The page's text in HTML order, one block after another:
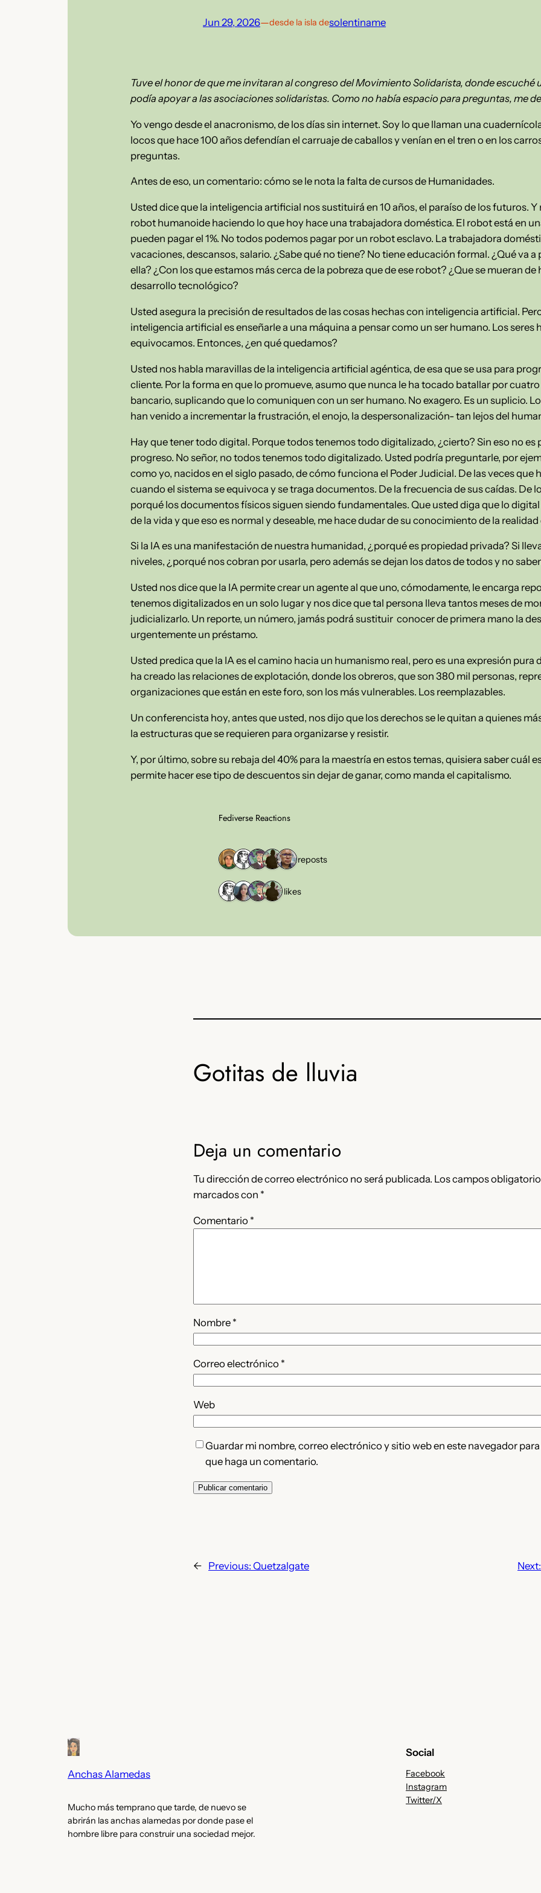
Jun 29, 2026—desde la isla desolentiname
Tuve el honor de que me invitaran al congreso del Movimiento Solidarista, donde escuché
podía apoyar a las asociaciones solidaristas. Como no había espacio para preguntas, me
Yo vengo desde el anacronismo, de los días sin internet. Soy lo que llaman una
locos que hace 100 años defendían el carruaje de caballos y venían en el tren o en los
preguntas.
Antes de eso, un comentario: cómo se le nota la falta de cursos de Humanidades.
Usted dice que la inteligencia artificial nos sustituirá en 10 años, el paraíso de los futuros.
robot humanoide haciendo lo que hoy hace una trabajadora doméstica. El robot está en
pueden pagar el 1%. No todos podemos pagar por un robot esclavo. La trabajadora
vacaciones, descansos, salario. ¿Sabe qué no tiene? No tiene educación formal. ¿Qué va
ella? ¿Con los que estamos más cerca de la pobreza que de ese robot? ¿Que se mueran
desarrollo tecnológico?
Usted asegura la precisión de resultados de las cosas hechas con inteligencia artificial.
inteligencia artificial es enseñarle a una máquina a pensar como un ser humano. Los seres
equivocamos. Entonces, ¿en qué quedamos?
Usted nos habla maravillas de la inteligencia artificial agéntica, de esa que se usa para
cliente. Por la forma en que lo promueve, asumo que nunca le ha tocado batallar por
bancario, suplicando que lo comuniquen con un ser humano. No exagero. Es un suplicio.
han venido a incrementar la frustración, el enojo, la despersonalización- tan lejos del
Hay que tener todo digital. Porque todos tenemos todo digitalizado, ¿cierto? Sin eso no es
progreso. No señor, no todos tenemos todo digitalizado. Usted podría preguntarle, por
como yo, nacidos en el siglo pasado, de cómo funciona el Poder Judicial. De las veces que
cuando el sistema se equivoca y se traga documentos. De la frecuencia de sus caídas. De
porqué los documentos físicos siguen siendo fundamentales. Que usted diga que lo
de la vida y que eso es normal y deseable, me hace dudar de su conocimiento de la realidad
Si la IA es una manifestación de nuestra humanidad, ¿porqué es propiedad privada? Si
niveles, ¿porqué nos cobran por usarla, pero además se dejan los datos de todos y no
Usted nos dice que la IA permite crear un agente al que uno, cómodamente, le encarga
tenemos digitalizados en un solo lugar y nos dice que tal persona lleva tantos meses de
judicializarlo. Un reporte, un número, jamás podrá sustituir conocer de primera mano la
urgentemente un préstamo.
Usted predica que la IA es el camino hacia un humanismo real, pero es una expresión
ha creado las relaciones de explotación, donde los obreros, que son 380 mil personas,
organizaciones que están en este foro, son los más vulnerables. Los reemplazables.
Un conferencista hoy, antes que usted, nos dijo que los derechos se le quitan a quienes
la estructuras que se requieren para organizarse y resistir.
Y, por último, sobre su rebaja del 40% para la maestría en estos temas, quisiera saber cuál
permite hacer ese tipo de descuentos sin dejar de ganar, como manda el capitalismo.
Fediverse Reactions
5 reposts
4 likes
Gotitas de lluvia
Deja un comentario
Tu dirección de correo electrónico no será publicada. Los campos
marcados con *
Comentario *
Nombre *
Correo electrónico *
Web
Guardar mi nombre, correo electrónico y sitio web en este navegador
que haga un comentario.
← Previous: Quetzalgate Next:
Anchas Alamedas
Mucho más temprano que tarde, de nuevo se
abrirán las anchas alamedas por donde pase el
hombre libre para construir una sociedad mejor.
Social
Facebook
Instagram
Twitter/X